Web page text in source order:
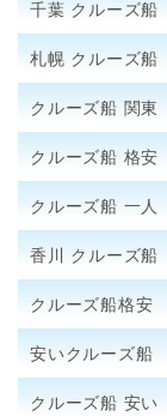
千葉 クルーズ船
札幌 クルーズ船
クルーズ船 関東
クルーズ船 格安
クルーズ船 一人
香川 クルーズ船
クルーズ船格安
安いクルーズ船
クルーズ船 安い